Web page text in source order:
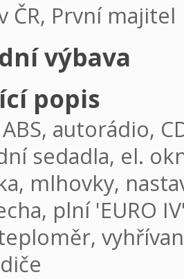
ČR, První majitel
výbava
popis
autorádio,
sedadla, el.
mlhovky,
plní 'EURO